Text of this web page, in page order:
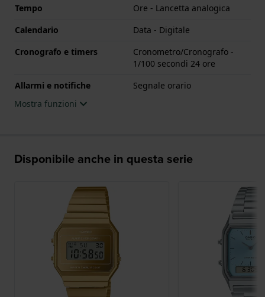
Tempo
Ore - Lancetta analogica
Calendario
Data - Digitale
Cronografo e timers
Cronometro/Cronografo -
1/100 secondi 24 ore
Allarmi e notifiche
Segnale orario
Mostra funzioni
Disponibile anche in questa serie